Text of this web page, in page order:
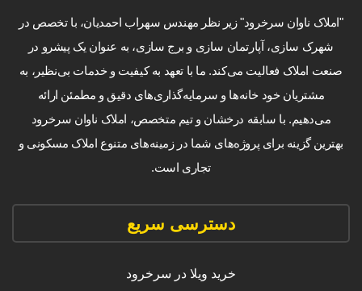
"املاک ناوان سرخرود" زیر نظر مهندس سهراب احمدیان، با تخصص در
شهرک سازی، آپارتمان سازی و برج سازی، به عنوان یک پیشرو در
صنعت املاک فعالیت می‌کند. ما با تعهد به کیفیت و خدمات بی‌نظیر، به
مشتریان خود خانه‌ها و سرمایه‌گذاری‌های دقیق و مطمئن ارائه
می‌دهیم. با سابقه درخشان و تیم متخصص، املاک ناوان سرخرود
بهترین گزینه برای پروژه‌های شما در زمینه‌های متنوع املاک مسکونی و
تجاری است.
دسترسی سریع
خرید ویلا در سرخرود